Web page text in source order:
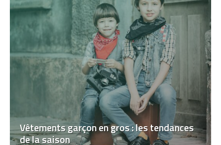
Vêtements garçon en gros : les tendances
de la saison